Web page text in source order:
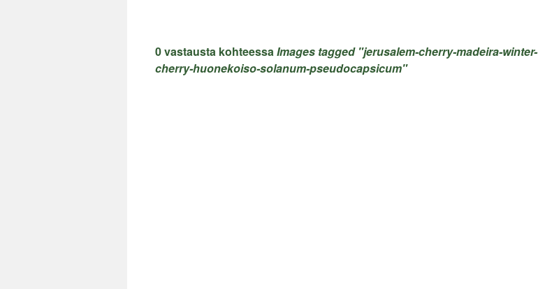
0 vastausta kohteessaImages tagged "jerusalem-cherry-madeira-winter-
cherry-huonekoiso-solanum-pseudocapsicum"